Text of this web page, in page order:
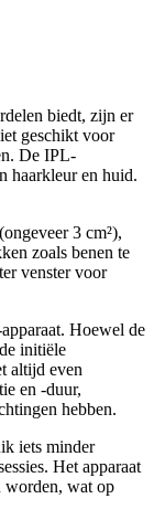
biedt, zijn er
geschikt voor
De IPL-
haarkleur en huid.
3 cm²),
zoals benen te
venster voor
Hoewel de
initiële
altijd even
en -duur,
hebben.
iets minder
Het apparaat
worden, wat op